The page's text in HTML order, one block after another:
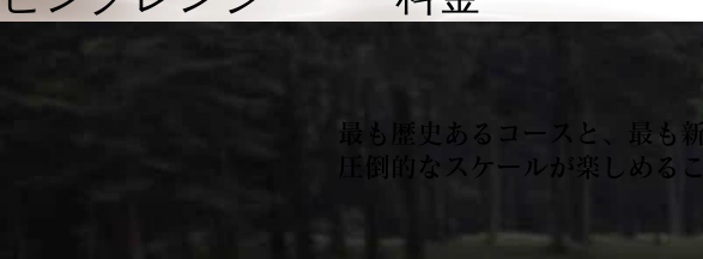
最も歴史あるコースと、最も
圧倒的なスケールが楽しめる